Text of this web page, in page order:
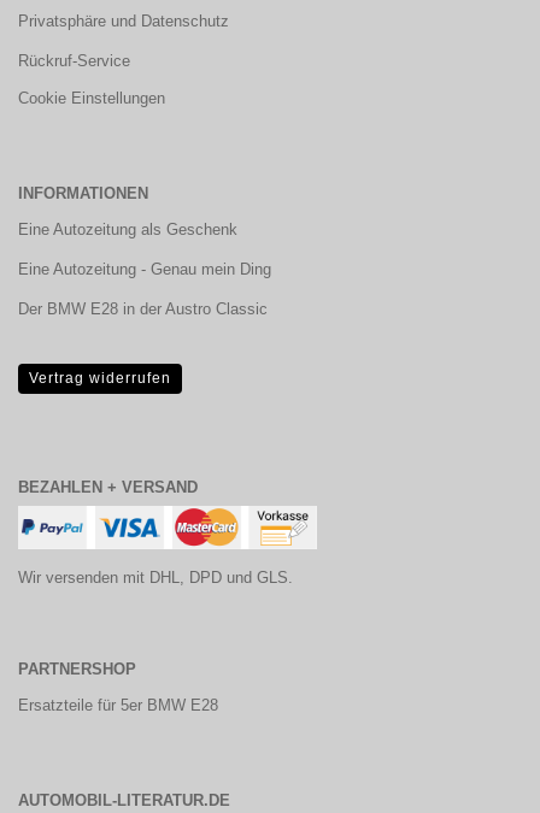
Privatsphäre und Datenschutz
Rückruf-Service
Cookie Einstellungen
INFORMATIONEN
Eine Autozeitung als Geschenk
Eine Autozeitung - Genau mein Ding
Der BMW E28 in der Austro Classic
Vertrag widerrufen
BEZAHLEN + VERSAND
Wir versenden mit DHL, DPD und GLS.
PARTNERSHOP
Ersatzteile für 5er BMW E28
AUTOMOBIL-LITERATUR.DE